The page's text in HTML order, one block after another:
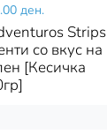
ден.
Strips
со вкус на
[Кесичка